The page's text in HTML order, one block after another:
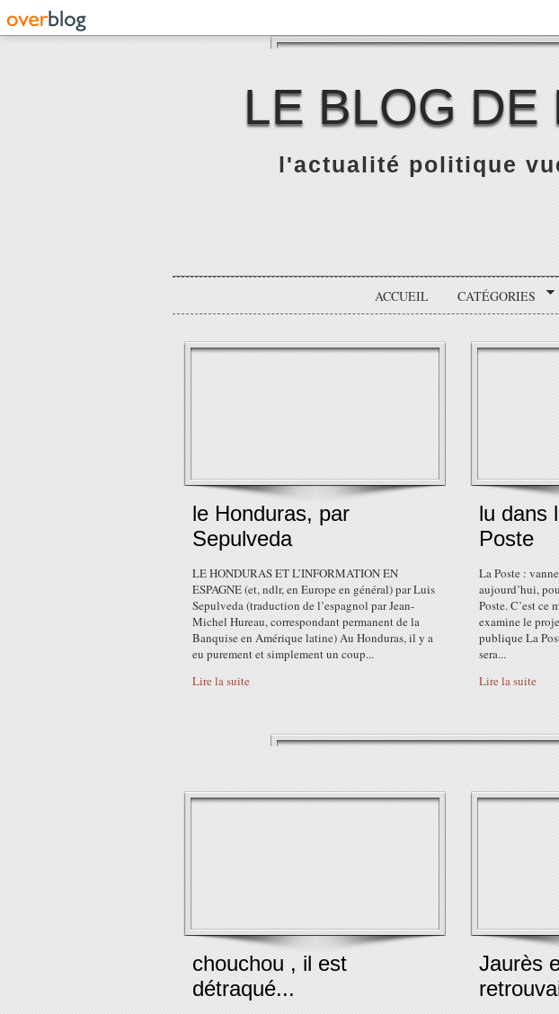
LE BLOG DE
l'actualité politique
ACCUEIL CATÉGORIES
le Honduras, par
Sepulveda
LE HONDURAS ET L’INFORMATION EN
ESPAGNE (et, ndlr, en Europe en général) par Luis
Sepulveda (traduction de l’espagnol par Jean-
Michel Hureau, correspondant permanent de la
Banquise en Amérique latine) Au Honduras, il y a
eu purement et simplement un coup...
Lire la suite
lu dans
Poste
La Poste :
aujourd’hui,
Poste. C’est ce
examine le
publique La
sera...
Lire la suite
chouchou , il est
détraqué...
Jaurès